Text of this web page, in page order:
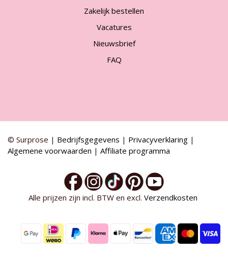
Zakelijk bestellen
Vacatures
Nieuwsbrief
FAQ
© Surprose | Bedrijfsgegevens | Privacyverklaring |
Algemene voorwaarden | Affiliate programma
Alle prijzen zijn incl. BTW en excl. Verzendkosten